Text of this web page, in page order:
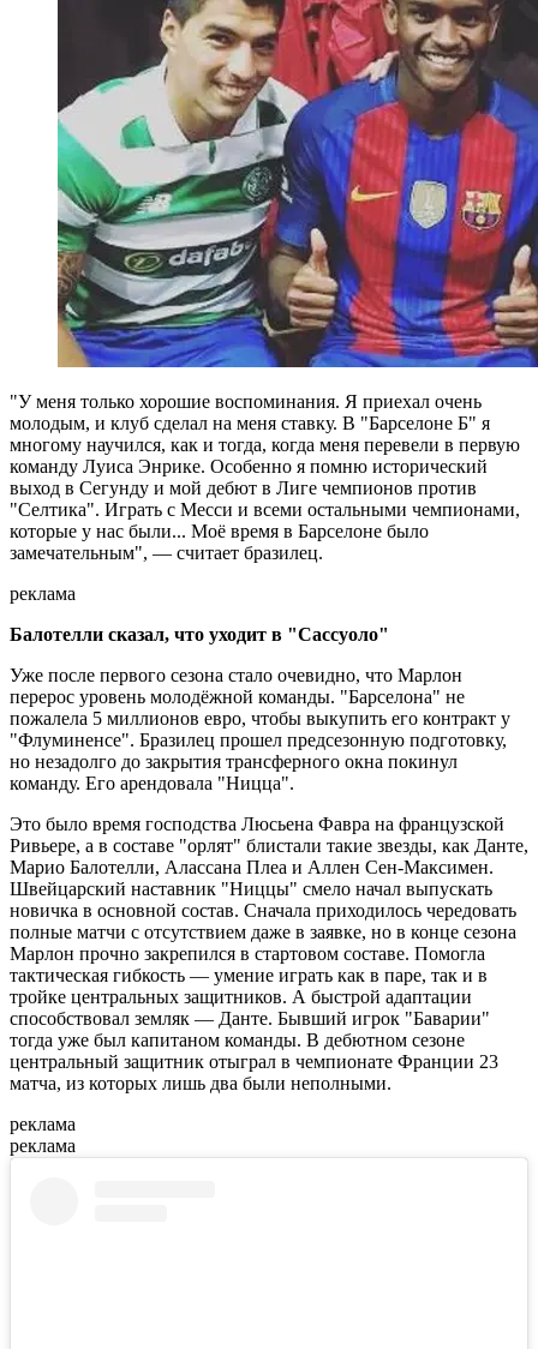
"У меня только хорошие воспоминания. Я приехал очень
молодым, и клуб сделал на меня ставку. В "Барселоне Б" я
многому научился, как и тогда, когда меня перевели в первую
команду Луиса Энрике. Особенно я помню исторический
выход в Сегунду и мой дебют в Лиге чемпионов против
"Селтика". Играть с Месси и всеми остальными чемпионами,
которые у нас были... Моё время в Барселоне было
замечательным", — считает бразилец.
реклама
Балотелли сказал, что уходит в "Сассуоло"
Уже после первого сезона стало очевидно, что Марлон
перерос уровень молодёжной команды. "Барселона" не
пожалела 5 миллионов евро, чтобы выкупить его контракт у
"Флуминенсе". Бразилец прошел предсезонную подготовку,
но незадолго до закрытия трансферного окна покинул
команду. Его арендовала "Ницца".
Это было время господства Люсьена Фавра на французской
Ривьере, а в составе "орлят" блистали такие звезды, как Данте,
Марио Балотелли, Алассана Плеа и Аллен Сен-Максимен.
Швейцарский наставник "Ниццы" смело начал выпускать
новичка в основной состав. Сначала приходилось чередовать
полные матчи с отсутствием даже в заявке, но в конце сезона
Марлон прочно закрепился в стартовом составе. Помогла
тактическая гибкость — умение играть как в паре, так и в
тройке центральных защитников. А быстрой адаптации
способствовал земляк — Данте. Бывший игрок "Баварии"
тогда уже был капитаном команды. В дебютном сезоне
центральный защитник отыграл в чемпионате Франции 23
матча, из которых лишь два были неполными.
реклама
реклама